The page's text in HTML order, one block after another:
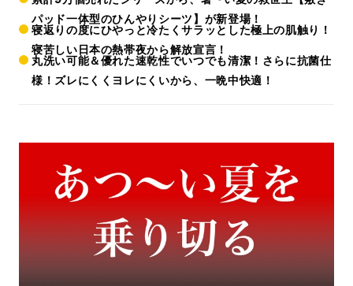
パッド一体型のひんやりシーツ】が新登場！
寝返りの度にひやっと冷たくサラッとした極上の肌触り！
寝苦しい日本の熱帯夜から解放宣言！
丸洗い可能＆優れた速乾性でいつでも清潔！さらに抗菌仕
様！ズレにくくヨレにくいから、一晩中快適！